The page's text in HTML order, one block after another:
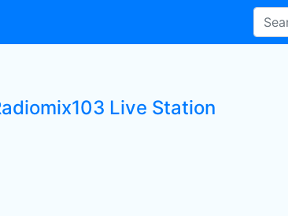
Live Station